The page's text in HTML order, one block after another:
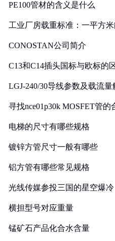
PE100管材的含义是什么
工业厂房载重标准：一平方
CONOSTAN公司简介
C13和C14插头国标与欧标的
LGJ-240/30导线参数及载流量
寻找nce01p30k MOSFET管
电梯的尺寸有哪些规格
镀锌方管尺寸一般有哪些
铝方管有哪些常见规格
光线传媒参投三国的星空爆冷
横担型号对应重量
锰矿石产品化合水含量